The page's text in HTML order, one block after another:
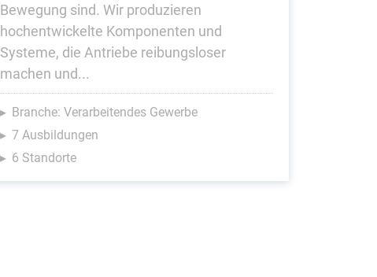
Bewegung sind. Wir produzieren
hochentwickelte Komponenten und
Systeme, die Antriebe reibungsloser
machen und...
Branche: Verarbeitendes Gewerbe
7 Ausbildungen
6 Standorte